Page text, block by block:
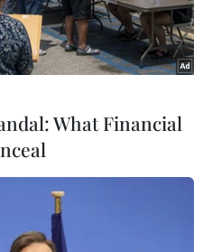
What Financial